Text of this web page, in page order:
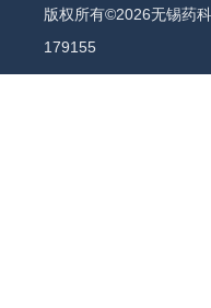
版权所有©2026无锡药
179155